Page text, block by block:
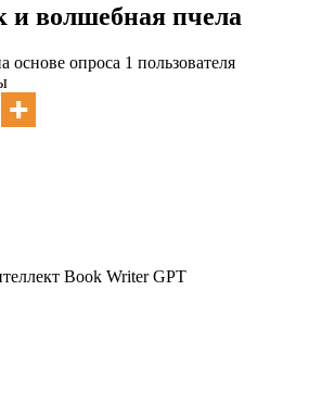
и волшебная пчела
основе опроса 1 пользователя
Book Writer GPT